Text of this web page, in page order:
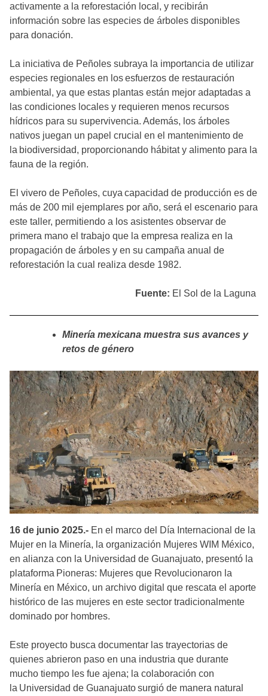
activamente a la reforestación local, y recibirán
información sobre las especies de árboles disponibles
para donación.
La iniciativa de Peñoles subraya la importancia de utilizar
especies regionales en los esfuerzos de restauración
ambiental, ya que estas plantas están mejor adaptadas a
las condiciones locales y requieren menos recursos
hídricos para su supervivencia. Además, los árboles
nativos juegan un papel crucial en el mantenimiento de
la biodiversidad, proporcionando hábitat y alimento para la
fauna de la región.
El vivero de Peñoles, cuya capacidad de producción es de
más de 200 mil ejemplares por año, será el escenario para
este taller, permitiendo a los asistentes observar de
primera mano el trabajo que la empresa realiza en la
propagación de árboles y en su campaña anual de
reforestación la cual realiza desde 1982.
Fuente: El Sol de la Laguna
Minería mexicana muestra sus avances y
retos de género
16 de junio 2025.- En el marco del Día Internacional de la
Mujer en la Minería, la organización Mujeres WIM México,
en alianza con la Universidad de Guanajuato, presentó la
plataforma Pioneras: Mujeres que Revolucionaron la
Minería en México, un archivo digital que rescata el aporte
histórico de las mujeres en este sector tradicionalmente
dominado por hombres.
Este proyecto busca documentar las trayectorias de
quienes abrieron paso en una industria que durante
mucho tiempo les fue ajena; la colaboración con
la Universidad de Guanajuato surgió de manera natural